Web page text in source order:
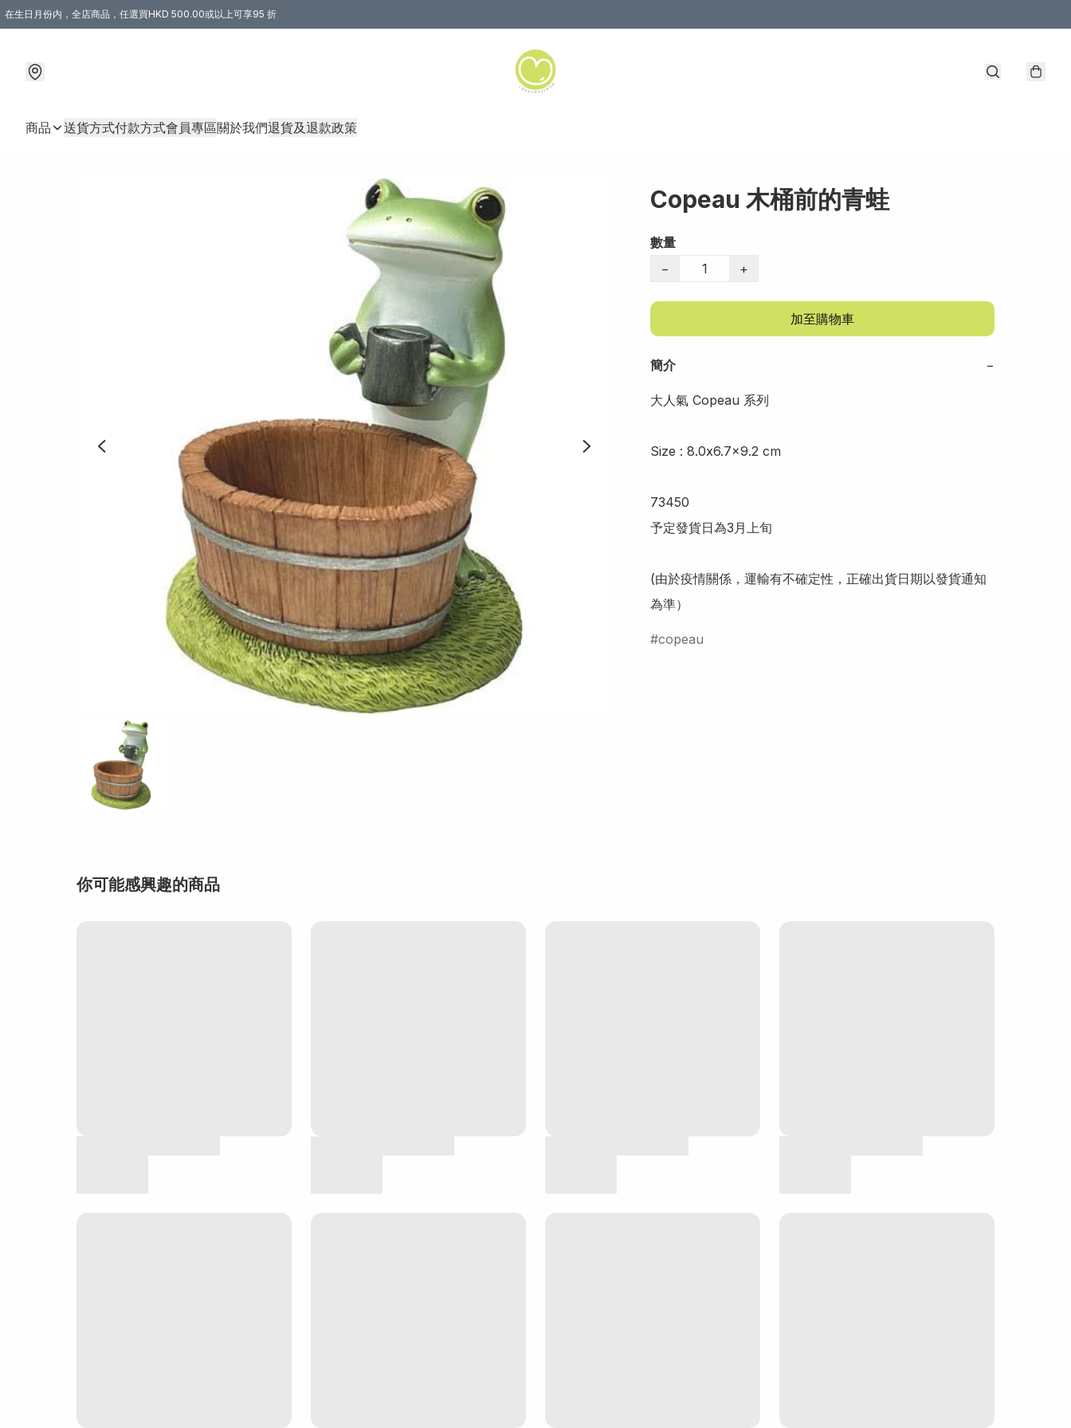
在生日月份内，全店商品，任選買HKD 500.00或以上可享95 折
商品 送貨方式付款方式會員專區關於我們退貨及退款政策
Copeau 木桶前的青蛙
數量
−
+
加至購物車
簡介 −
大人氣 Copeau 系列
Size : 8.0x6.7x9.2 cm
73450
予定發貨日為3月上旬
(由於疫情關係，運輸有不確定性，正確出貨日期以發貨通知
為準）
copeau
你可能感興趣的商品